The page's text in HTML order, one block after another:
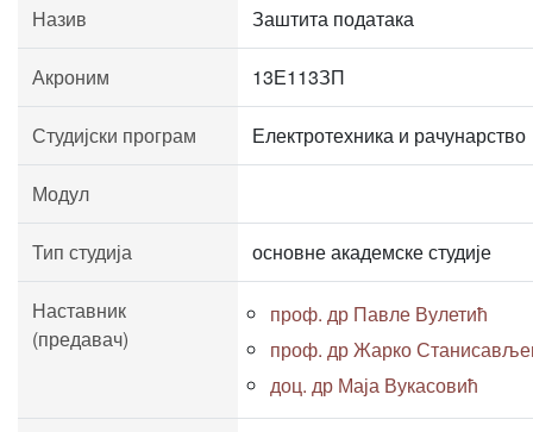
Назив Заштита података
Акроним 13Е113ЗП
Студијски програм Електротехника и рачунарство
Модул
Тип студија основне академске студије
Наставник
(предавач)
проф. др Павле Вулетић
проф. др Жарко
доц. др Маја Вукасовић